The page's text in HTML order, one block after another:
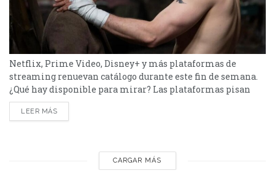
Netflix, Prime Video, Disney+ y más plataformas de
streaming renuevan catálogo durante este fin de semana.
¿Qué hay disponible para mirar? Las plataformas pisan
fuerte con una batería de lanzamientos que combinan
producciones locales y adaptaciones ambiciosas. De Netflix
LEER MÁS
CARGAR MÁS